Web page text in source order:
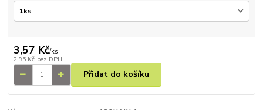
3,57 Kč/ks
2,95 Kč bez DPH
Přidat do košíku